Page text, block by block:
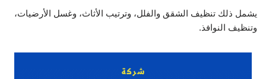
يشمل ذلك تنظيف الشقق والفلل، وترتيب الأثاث، وغسل الأرضيات،
وتنظيف النوافذ.